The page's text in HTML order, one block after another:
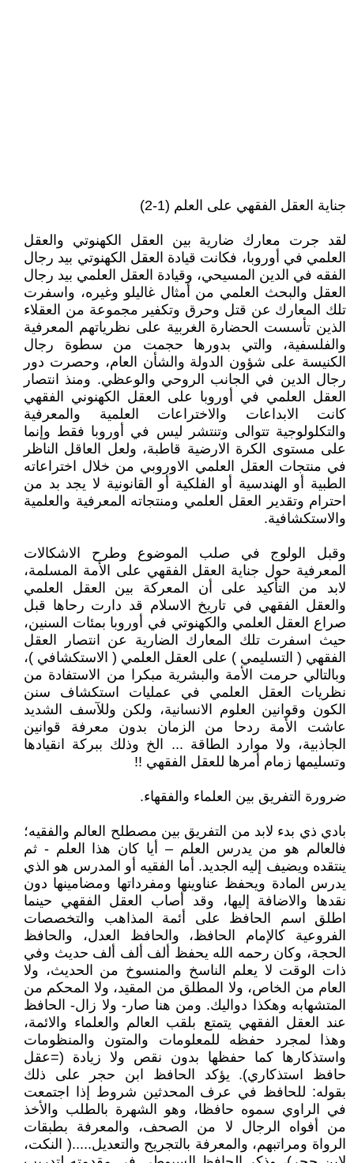
جناية العقل الفقهي على العلم (1-2)
لقد جرت معارك ضارية بين العقل الكهنوتي والعقل
العلمي في أوروبا، فكانت قيادة العقل الكهنوتي بيد رجال
الفقه في الدين المسيحي، وقيادة العقل العلمي بيد رجال
العقل والبحث العلمي من أمثال غاليلو وغيره، واسفرت
تلك المعارك عن قتل وحرق وتكفير مجموعة من العقلاء
الذين تأسست الحضارة الغربية على نظرياتهم المعرفية
والفلسفية، والتي بدورها حجمت من سطوة رجال
الكنيسة على شؤون الدولة والشأن العام، وحصرت دور
رجال الدين في الجانب الروحي والوعظي. ومنذ انتصار
العقل العلمي في أوروبا على العقل الكهنوني الفقهي
كانت الابداعات والاختراعات العلمية والمعرفية
والتكلولوجية تتوالى وتنتشر ليس في أوروبا فقط وإنما
على مستوى الكرة الارضية قاطبة، ولعل العاقل الناظر
في منتجات العقل العلمي الاوروبي من خلال اختراعاته
الطبية أو الهندسية أو الفلكية أو القانونية لا يجد بد من
احترام وتقدير العقل العلمي ومنتجاته المعرفية والعلمية
والاستكشافية.
وقبل الولوج في صلب الموضوع وطرح الاشكالات
المعرفية حول جناية العقل الفقهي على الأمة المسلمة،
لابد من التأكيد على أن المعركة بين العقل العلمي
والعقل الفقهي في تاريخ الاسلام قد دارت رحاها قبل
صراع العقل العلمي والكهنوتي في أوروبا بمئات السنين،
حيث اسفرت تلك المعارك الضارية عن انتصار العقل
الفقهي ( التسليمي ) على العقل العلمي ( الاستكشافي )،
وبالتالي حرمت الأمة والبشرية مبكرا من الاستفادة من
نظريات العقل العلمي في عمليات استكشاف سنن
الكون وقوانين العلوم الانسانية، ولكن وللآسف الشديد
عاشت الأمة ردحا من الزمان بدون معرفة قوانين
الجاذبية، ولا موارد الطاقة ... الخ وذلك ببركة انقيادها
وتسليمها زمام أمرها للعقل الفقهي !!
ضرورة التفريق بين العلماء والفقهاء.
بادي ذي بدء لابد من التفريق بين مصطلح العالم والفقيه؛
فالعالم هو من يدرس العلم – أيا كان هذا العلم - ثم
ينتقده ويضيف إليه الجديد. أما الفقيه أو المدرس هو الذي
يدرس المادة ويحفظ عناوينها ومفرداتها ومضامينها دون
نقدها والاضافة إليها، وقد أصاب العقل الفقهي حينما
اطلق اسم الحافظ على أئمة المذاهب والتخصصات
الفروعية كالإمام الحافظ، والحافظ العدل، والحافظ
الحجة، وكان رحمه الله يحفظ ألف ألف ألف حديث وفي
ذات الوقت لا يعلم الناسخ والمنسوخ من الحديث، ولا
العام من الخاص، ولا المطلق من المقيد، ولا المحكم من
المتشهابه وهكذا دواليك. ومن هنا صار- ولا زال- الحافظ
عند العقل الفقهي يتمتع بلقب العالم والعلماء والائمة،
وهذا لمجرد حفظه للمعلومات والمتون والمنظومات
واستذكارها كما حفظها بدون نقص ولا زيادة (=عقل
حافظ استذكاري). يؤكد الحافظ ابن حجر على ذلك
بقوله: للحافظ في عرف المحدثين شروط إذا اجتمعت
في الراوي سموه حافظا، وهو الشهرة بالطلب والأخذ
من أفواه الرجال لا من الصحف، والمعرفة بطبقات
الرواة ومراتبهم، والمعرفة بالتجريح والتعديل.....( النكت،